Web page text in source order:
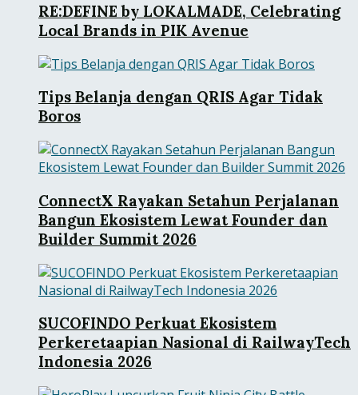
RE:DEFINE by LOKALMADE, Celebrating
Local Brands in PIK Avenue
Tips Belanja dengan QRIS Agar Tidak
Boros
ConnectX Rayakan Setahun Perjalanan
Bangun Ekosistem Lewat Founder dan
Builder Summit 2026
SUCOFINDO Perkuat Ekosistem
Perkeretaapian Nasional di RailwayTech
Indonesia 2026